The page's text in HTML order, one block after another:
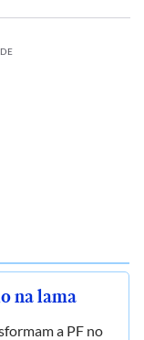
na lama
a PF no